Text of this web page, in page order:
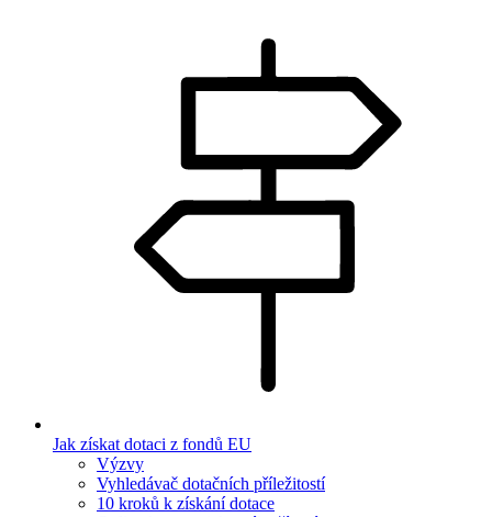
Jak získat dotaci z fondů EU
Výzvy
Vyhledávač dotačních příležitostí
10 kroků k získání dotace